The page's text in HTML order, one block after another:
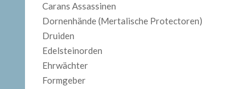
Carans Assassinen
Dornenhände (Mertalische Protectoren)
Druiden
Edelsteinorden
Ehrwächter
Formgeber